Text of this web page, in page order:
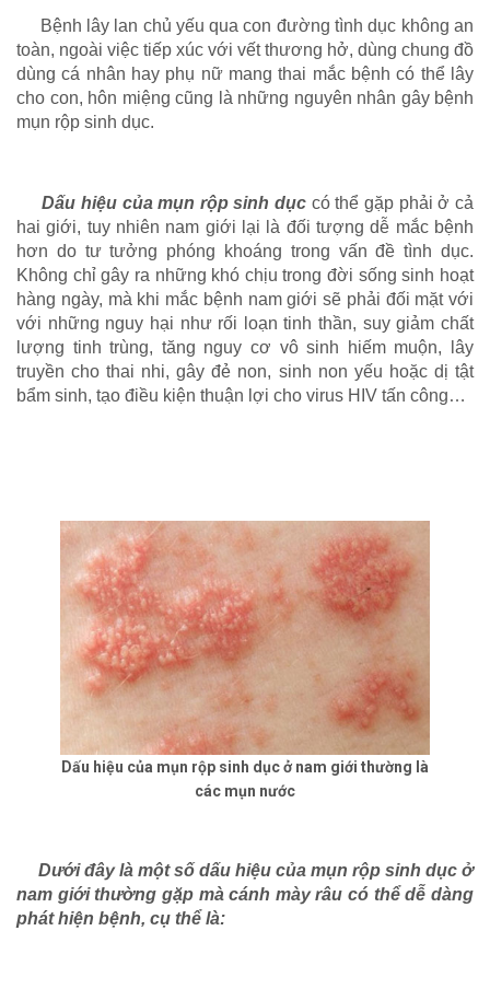
Bệnh lây lan chủ yếu qua con đường tình dục không an
toàn, ngoài việc tiếp xúc với vết thương hở, dùng chung đồ
dùng cá nhân hay phụ nữ mang thai mắc bệnh có thể lây
cho con, hôn miệng cũng là những nguyên nhân gây bệnh
mụn rộp sinh dục.
Dấu hiệu của mụn rộp sinh dục có thể gặp phải ở cả
hai giới, tuy nhiên nam giới lại là đối tượng dễ mắc bệnh
hơn do tư tưởng phóng khoáng trong vấn đề tình dục.
Không chỉ gây ra những khó chịu trong đời sống sinh hoạt
hàng ngày, mà khi mắc bệnh nam giới sẽ phải đối mặt với
với những nguy hại như rối loạn tinh thần, suy giảm chất
lượng tinh trùng, tăng nguy cơ vô sinh hiếm muộn, lây
truyền cho thai nhi, gây đẻ non, sinh non yếu hoặc dị tật
bẩm sinh, tạo điều kiện thuận lợi cho virus HIV tấn công…
Dấu hiệu của mụn rộp sinh dục ở nam giới thường là
các mụn nước
Dưới đây là một số dấu hiệu của mụn rộp sinh dục ở
nam giới thường gặp mà cánh mày râu có thể dễ dàng
phát hiện bệnh, cụ thể là: